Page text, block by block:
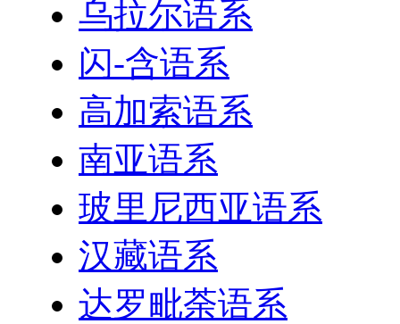
乌拉尔语系
闪-含语系
高加索语系
南亚语系
玻里尼西亚语系
汉藏语系
达罗毗荼语系